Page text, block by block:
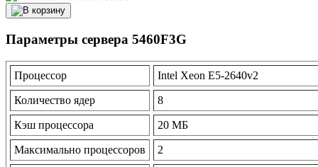
Параметры сервера 5460F3G
Процессор Intel Xeon E5-2640v2
Количество ядер 8
Кэш процессора 20 МБ
Максимально процессоров 2